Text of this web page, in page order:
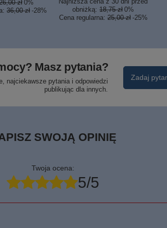
zł 0%
36,00 zł -28%
obniżką:18,75 zł 0%
Cena regularna: 25,00 zł -25%
Masz pytania?
najciekawsze pytania i odpowiedzi
publikując dla innych.
Zadaj
SWOJĄ OPINIĘ
Twoja ocena:
5/5